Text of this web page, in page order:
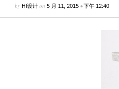
by HI设计 on 5 月 11, 2015 •下午 12:40